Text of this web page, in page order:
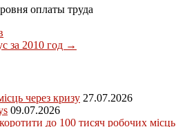
оплаты труда
за 2010 год →
через кризу 27.07.2026
09.07.2026
до 100 тисяч робочих місць